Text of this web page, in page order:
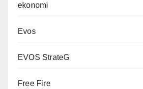
ekonomi
Evos
EVOS StrateG
Free Fire